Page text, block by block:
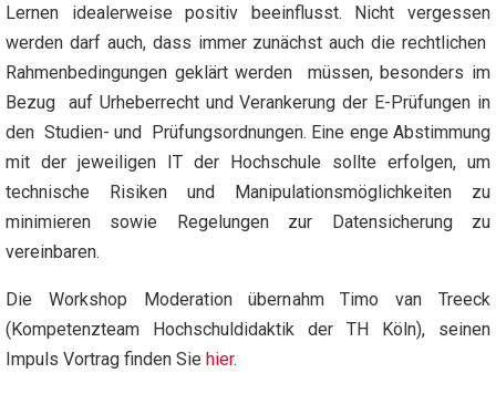
Lernen idealerweise positiv beeinflusst. Nicht vergessen
werden darf auch, dass immer zunächst auch die rechtlichen
Rahmenbedingungen geklärt werden müssen, besonders im
Bezug auf Urheberrecht und Verankerung der E-Prüfungen in
den Studien- und Prüfungsordnungen. Eine enge Abstimmung
mit der jeweiligen IT der Hochschule sollte erfolgen, um
technische Risiken und Manipulationsmöglichkeiten zu
minimieren sowie Regelungen zur Datensicherung zu
vereinbaren.
Die Workshop Moderation übernahm Timo van Treeck
(Kompetenzteam Hochschuldidaktik der TH Köln), seinen
Impuls Vortrag finden Sie hier.